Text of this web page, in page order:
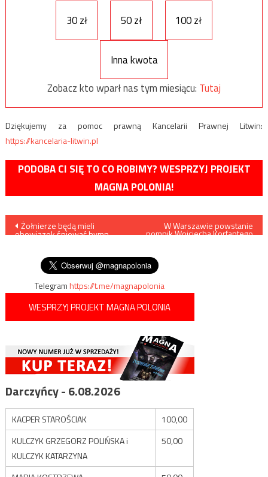
30 zł
50 zł 100 zł
Inna kwota
Zobacz kto wparł nas tym miesiącu: Tutaj
Dziękujemy za pomoc prawną Kancelarii Prawnej Litwin:
https://kancelaria-litwin.pl
PODOBA CI SIĘ TO CO ROBIMY? WESPRZYJ PROJEKT
MAGNA POLONIA!
Nawigacja
Żołnierze będą mieli
obowiązek śpiewać hymn
W Warszawie powstanie
pomnik Wojciecha Korfantego
Telegramhttps://t.me/magnapolonia
WESPRZYJ PROJEKT MAGNA POLONIA
Darczyńcy - 6.08.2026
KACPER STAROŚCIAK
100,00
KULCZYK GRZEGORZ POLIŃSKA i
KULCZYK KATARZYNA
50,00